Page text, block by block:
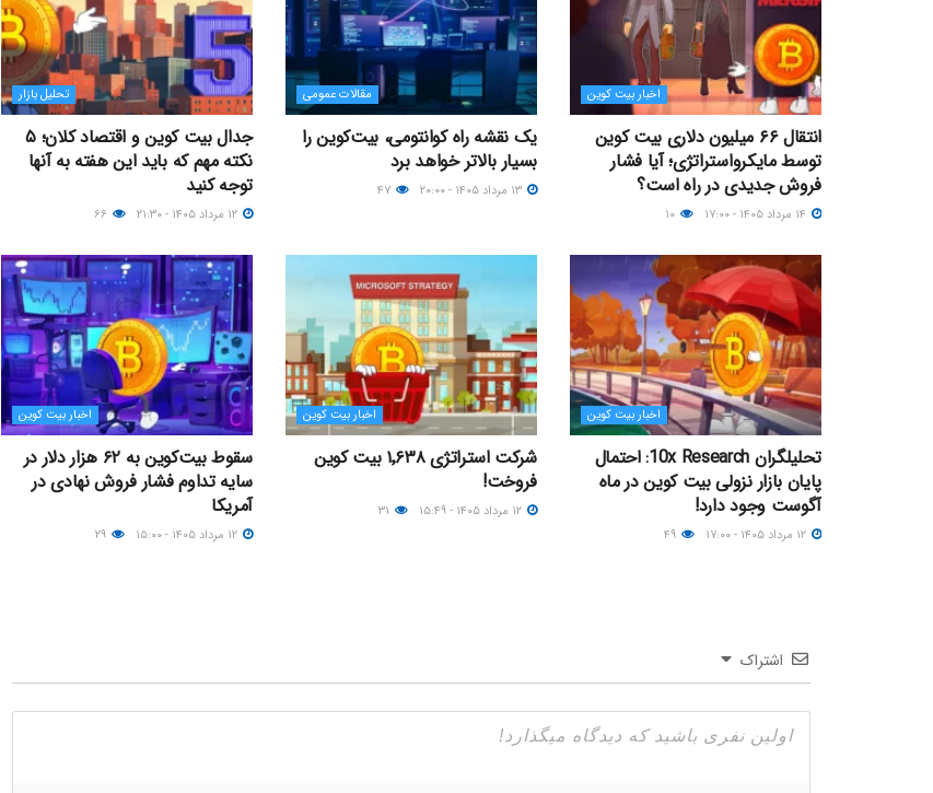
اخبار بیت کوین
انتقال ۶۶ میلیون دلاری بیت کوین
توسط مایکرواستراتژی؛ آیا فشار
فروش جدیدی در راه است؟
مقالات عمومی
یک نقشه راه کوانتومی، بیت‌کوین را
بسیار بالاتر خواهد برد
تحلیل بازار
جدال بیت کوین و اقتصاد کلان؛ ۵
نکته مهم که باید این هفته به آنها
توجه کنید
اخبار بیت کوین
تحلیلگران 10x Research: احتمال
پایان بازار نزولی بیت کوین در ماه
آگوست وجود دارد!
اخبار بیت کوین
شرکت استراتژی ۱٬۶۳۸ بیت کوین
فروخت!
اخبار بیت کوین
سقوط بیت‌کوین به ۶۲ هزار دلار در
سایه تداوم فشار فروش نهادی در
آمریکا
اشتراک